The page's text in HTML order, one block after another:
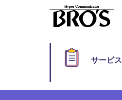
サービ